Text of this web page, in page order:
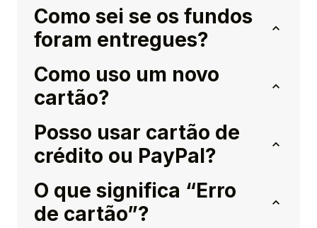
Como sei se os fundos
foram entregues?
Como uso um novo
cartão?
Posso usar cartão de
crédito ou PayPal?
O que significa “Erro
de cartão”?